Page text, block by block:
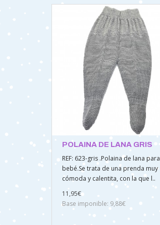
POLAINA DE LANA GRIS
REF: 623-gris .Polaina de lana para
bebé.Se trata de una prenda muy
cómoda y calentita, con la que l..
11,95€
Base imponible: 9,88€